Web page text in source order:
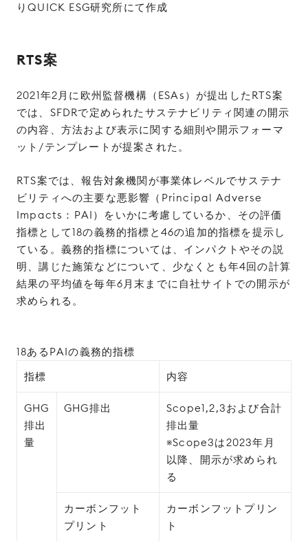
りQUICK ESG研究所にて作成
RTS案
2021年2月に欧州監督機構（ESAs）が提出したRTS案
では、SFDRで定められたサステナビリティ関連の開示
の内容、方法および表示に関する細則や開示フォーマ
ット/テンプレートが提案された。
RTS案では、報告対象機関が事業体レベルでサステナ
ビリティへの主要な悪影響（Principal Adverse
Impacts：PAI）をいかに考慮しているか、その評価
指標として18の義務的指標と46の追加的指標を提示し
ている。義務的指標については、インパクトやその説
明、講じた施策などについて、少なくとも年4回の計算
結果の平均値を毎年6月末までに自社サイトでの開示が
求められる。
18あるPAIの義務的指標
指標
内容
GHG
排出
量
GHG排出
Scope1,2,3および合計
排出量
※Scope3は2023年月
以降、開示が求められ
る
カーボンフット
プリント
カーボンフットプリン
ト